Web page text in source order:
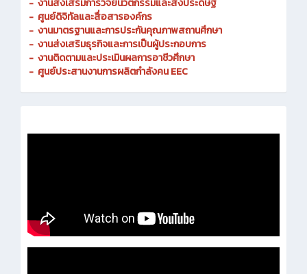
- งานพัฒนายุทธศาสตร์แผนงานและงบประมาณ
- งานส่งเสริมการวิจัยนวัตกรรมและสิ่งประดิษฐ์
- ศูนย์ดิจิทัลและสื่อสารองค์กร
- งานมาตรฐานและการประกันคุณภาพสถานศึกษา
- งานส่งเสริมธุรกิจและการเป็นผู้ประกอบการ
- งานติดตามและประเมินผลการอาชีวศึกษา
-ศูนย์ประสานงานการผลิตกำลังคน EEC